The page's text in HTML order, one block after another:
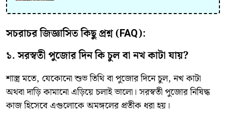
সচরাচর জিজ্ঞাসিত কিছু প্রশ্ন (FAQ):
১. সরস্বতী পুজোর দিন কি চুল বা নখ কাটা যায়?
শাস্ত্র মতে, যেকোনো শুভ তিথি বা পুজোর দিনে চুল, নখ কাটা
অথবা দাড়ি কামানো এড়িয়ে চলাই ভালো। সরস্বতী পুজোর নিষিদ্ধ
কাজ হিসেবে এগুলোকে অমঙ্গলের প্রতীক ধরা হয়।